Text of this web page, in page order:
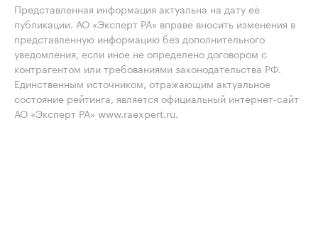
Представленная информация актуальна на дату её
публикации. АО «Эксперт РА» вправе вносить изменения в
представленную информацию без дополнительного
уведомления, если иное не определено договором с
контрагентом или требованиями законодательства РФ.
Единственным источником, отражающим актуальное
состояние рейтинга, является официальный интернет-сайт
АО «Эксперт РА» www.raexpert.ru.